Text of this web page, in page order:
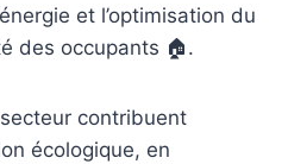
et l’optimisation du
des occupants 🏠.
contribuent
écologique, en